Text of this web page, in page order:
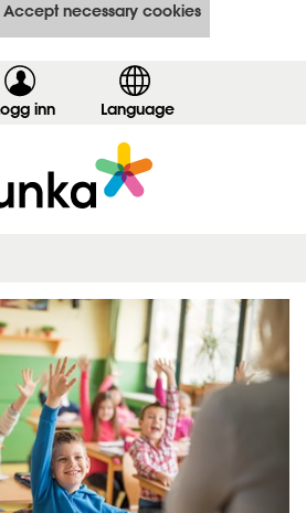
Accept necessary cookies
inn,
i
n
g
i
n
g
s
s
k
j
e
m
a
Language